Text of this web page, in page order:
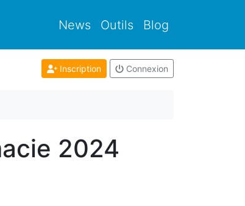
News Outils Blog
Inscription Connexion
2024